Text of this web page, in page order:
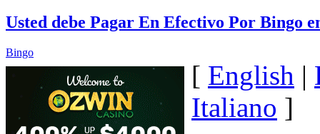
Usted debe Pagar En Efectivo Por Bingo
Bingo
[ English |
Italiano ]